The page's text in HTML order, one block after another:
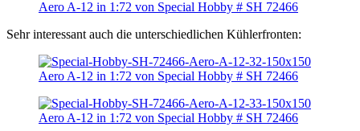
Sehr interessant auch die unterschiedlichen Kühlerfronten: